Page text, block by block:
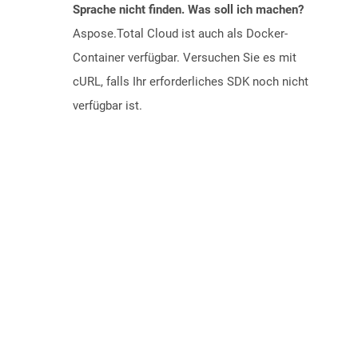
Sprache nicht finden. Was soll ich machen?
Aspose.Total Cloud ist auch als Docker-
Container verfügbar. Versuchen Sie es mit
cURL, falls Ihr erforderliches SDK noch nicht
verfügbar ist.